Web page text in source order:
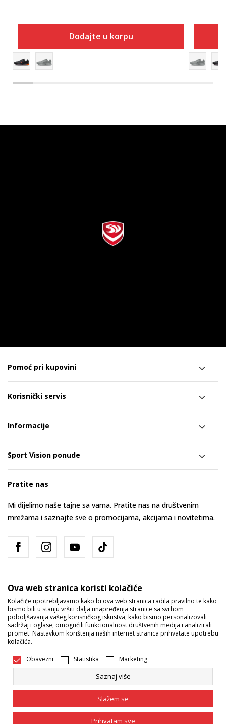
Dodajte u korpu
Pomoć pri kupovini
Korisnički servis
Informacije
Sport Vision ponude
Pratite nas
Mi dijelimo naše tajne sa vama. Pratite nas na društvenim
mrežama i saznajte sve o promocijama, akcijama i novitetima.
Bosna i Hercegovina Promijenite
Nastojimo da budemo što precizniji u opisu proizvoda, prikazu slika i
i bez grešaka. Svi artikli prikazani na sajtu su dio naše ponude i ne
podrazumijeva da su dostupni u svakom trenutku. Raspoloživost robe
možete provjeriti pozivom na broj 055/490-400.
Ova web stranica koristi kolačiće
Kolačiće upotrebljavamo kako bi ova web stranica radila pravilno te kako
bismo bili u stanju vršiti dalja unapređenja stranice sa svrhom
poboljšavanja vašeg korisničkog iskustva, kako bismo personalizovali
sadržaj i oglase, omogućili funkcionalnost društvenih medija i analizirali
promet. Nastavkom korištenja naših internet stranica prihvatate upotrebu
kolačića.
Obavezni Statistika Marketing
Saznaj više
Slažem se
Prihvatam sve